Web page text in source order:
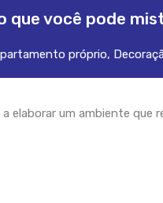
que você pode
próprio,
elaborar um ambiente que